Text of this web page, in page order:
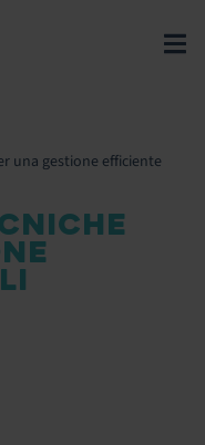
una gestione efficiente